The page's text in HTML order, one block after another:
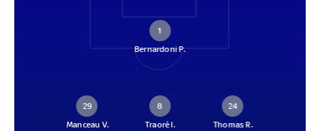
1
Bernardoni P.
29
Manceau V.
8
Traoré I.
24
Thomas R.